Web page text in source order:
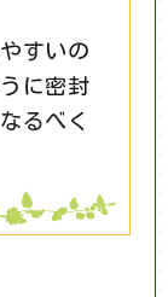
すいの
に密封
るべく